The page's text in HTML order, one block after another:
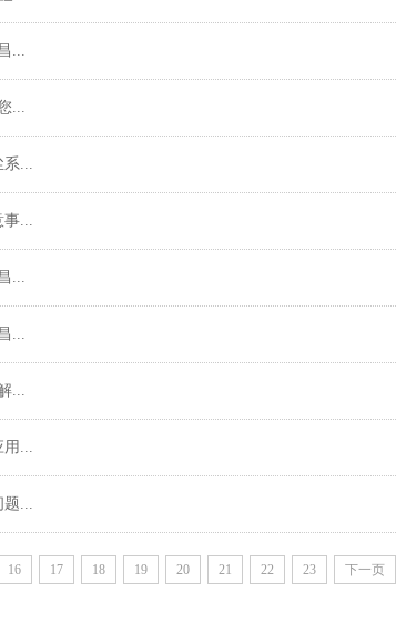
...
...
系...
事...
...
...
...
用...
题...
16 17 18 19 20 21 22 23 下一页